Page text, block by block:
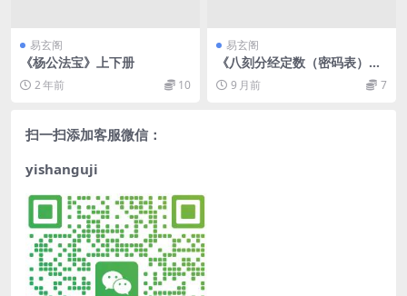
易玄阁
《杨公法宝》上下册
2 年前 10
易玄阁
《八刻分经定数（密码表）》.
题[宋]邵雍作
9 月前 7
扫一扫添加客服微信：
yishanguji